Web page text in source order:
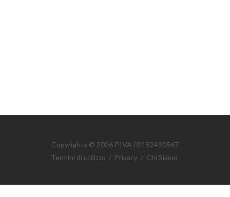
Copyrights © 2026 P.IVA 02152490567
Termini di utilizzo / Privacy / Chi Siamo